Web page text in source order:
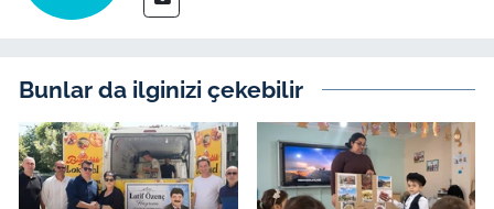
Bunlar da ilginizi çekebilir